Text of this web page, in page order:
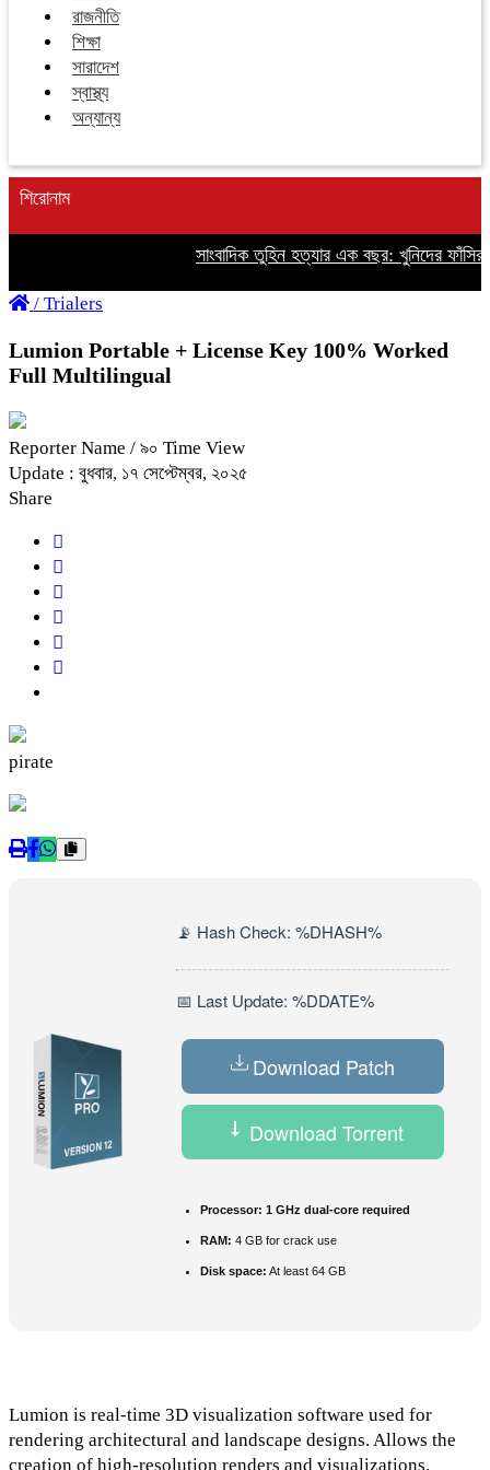
রাজনীতি
শিক্ষা
সারাদেশ
স্বাস্থ্য
অন্যান্য
শিরোনাম
সাংবাদিক তুহিন হত্যার এক বছর: খুনিদের ফাঁসির
/ Trialers
Lumion Portable + License Key 100% Worked
Full Multilingual
Reporter Name / ৯০ Time View
Update : বুধবার, ১৭ সেপ্টেম্বর, ২০২৫
Share
pirate
📡 Hash Check: %DHASH%
📅 Last Update: %DDATE%
Download Patch
Download Torrent
Processor: 1 GHz dual-core required
RAM: 4 GB for crack use
Disk space: At least 64 GB
Lumion is real-time 3D visualization software used for
rendering architectural and landscape designs. Allows the
creation of high-resolution renders and visualizations.